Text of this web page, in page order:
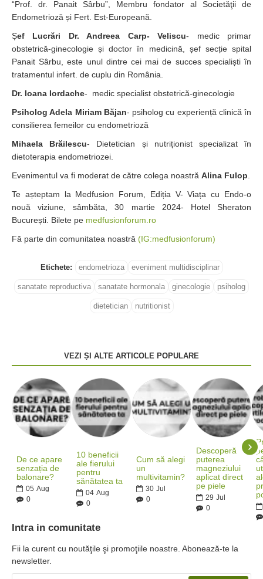
“Prof. dr. Panait Sârbu”, Membru fondator al Societăţii de
Endometrioză și Fert. Est-Europeană.
Șef Lucrări Dr. Andreea Carp- Veliscu- medic primar
obstetrică-ginecologie și doctor în medicină, șef secție spital
Panait Sârbu, este unul dintre cei mai de succes specialiști în
tratamentul infert. de cuplu din România.
Dr. Ioana Iordache- medic specialist obstetrică-ginecologie
Psiholog Adela Miriam Băjan- psiholog cu experiență clinică în
consilierea femeilor cu endometrioză
Mihaela Brăilescu- Dietetician și nutriționist specializat în
dietoterapia endometriozei.
Evenimentul va fi moderat de către colega noastră Alina Fulop
Te așteptam la Medfusion Forum, Ediția V- Viața cu Endo-o
nouă viziune, sâmbăta, 30 martie 2024- Hotel Sheraton
București. Bilete pe medfusionforum.ro
Fă parte din comunitatea noastră (IG:medfusionforum)
Etichete: endometrioza eveniment multidisciplinar
sanatate reproductiva sanatate hormonala ginecologie psiholog
dietetician nutritionist
VEZI ȘI ALTE ARTICOLE POPULARE
De ce apare
senzația de
balonare?
05 Aug
0
10 beneficii
ale fierului
pentru
sănătatea ta
04 Aug
0
Cum să alegi
un
multivitamin?
30 Jul
0
Descoperă
puterea
magneziului
aplicat direct
pe piele
29 Jul
0
Intra in comunitate
Fii la curent cu noutăţile şi promoţiile noastre. Abonează-te la
newsletter.